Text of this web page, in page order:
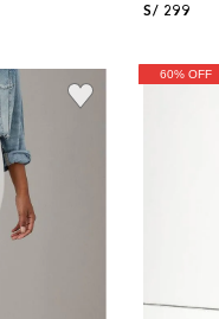
S/ 299
60% OFF